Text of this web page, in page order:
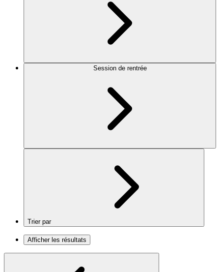
Session de rentrée
Trier par
Afficher les résultats